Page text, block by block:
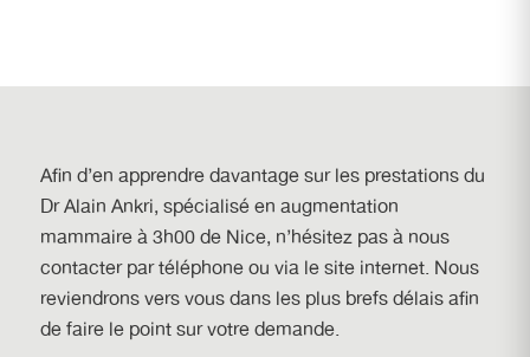
Afin d’en apprendre davantage sur les prestations du
Dr Alain Ankri, spécialisé en augmentation
mammaire à 3h00 de Nice, n’hésitez pas à nous
contacter par téléphone ou via le site internet. Nous
reviendrons vers vous dans les plus brefs délais afin
de faire le point sur votre demande.